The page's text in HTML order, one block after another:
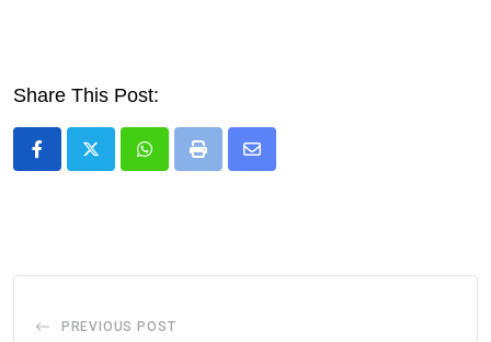
Share This Post:
Whatsapp
Print
Share
PREVIOUS POST